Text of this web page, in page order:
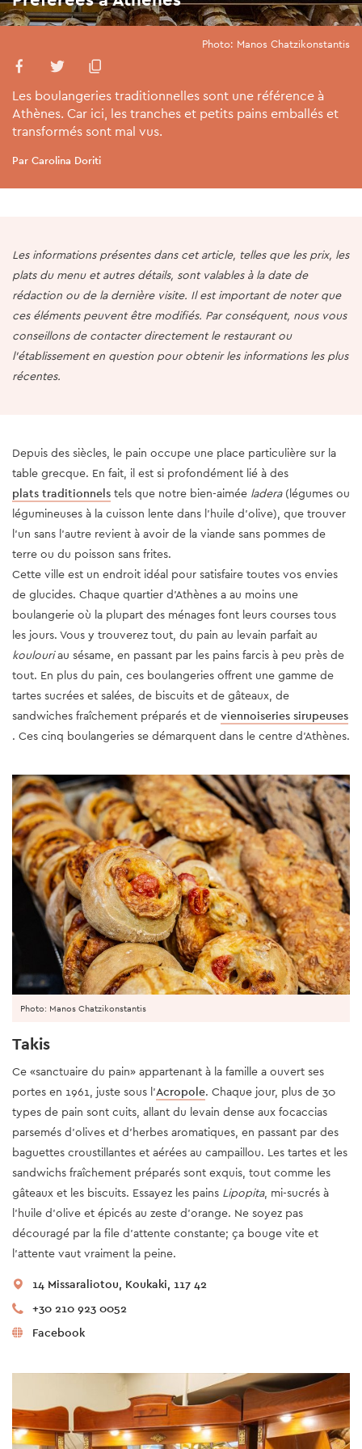
Photo: Manos Chatzikonstantis
Les boulangeries traditionnelles sont une référence à
Athènes. Car ici, les tranches et petits pains emballés et
transformés sont mal vus.
Par Carolina Doriti
Les informations présentes dans cet article, telles que les prix, les
plats du menu et autres détails, sont valables à la date de
rédaction ou de la dernière visite. Il est important de noter que
ces éléments peuvent être modifiés. Par conséquent, nous vous
conseillons de contacter directement le restaurant ou
l'établissement en question pour obtenir les informations les plus
récentes.
Depuis des siècles, le pain occupe une place particulière sur la
table grecque. En fait, il est si profondément lié à des
plats traditionnels tels que notre bien-aimée ladera(légumes ou
légumineuses à la cuisson lente dans l'huile d'olive), que trouver
l'un sans l'autre revient à avoir de la viande sans pommes de
terre ou du poisson sans frites.
Cette ville est un endroit idéal pour satisfaire toutes vos envies
de glucides. Chaque quartier d’Athènes a au moins une
boulangerie où la plupart des ménages font leurs courses tous
les jours. Vous y trouverez tout, du pain au levain parfait au
koulouriau sésame, en passant par les pains farcis à peu près de
tout. En plus du pain, ces boulangeries offrent une gamme de
tartes sucrées et salées, de biscuits et de gâteaux, de
sandwiches fraîchement préparés et de viennoiseries sirupeuses
. Ces cinq boulangeries se démarquent dans le centre d’Athènes.
Takis
Ce «sanctuaire du pain» appartenant à la famille a ouvert ses
portes en 1961, juste sous l’Acropole. Chaque jour, plus de 30
types de pain sont cuits, allant du levain dense aux focaccias
parsemés d’olives et d’herbes aromatiques, en passant par des
baguettes croustillantes et aérées au campaillou. Les tartes et les
sandwichs fraîchement préparés sont exquis, tout comme les
gâteaux et les biscuits. Essayez les pains Lipopita, mi-sucrés à
l'huile d'olive et épicés au zeste d'orange. Ne soyez pas
découragé par la file d’attente constante; ça bouge vite et
l'attente vaut vraiment la peine.
14 Missaraliotou, Koukaki, 117 42
+30 210 923 0052
Facebook
Photo: Manos Chatzikonstantis